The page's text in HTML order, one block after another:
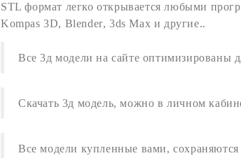
STL формат легко открывается любыми
Kompas 3D, Blender,3ds Max и другие..
Все3д модели на сайте оптимизированы
Скачать 3д модель,можно в личном
Все модели купленные вами,